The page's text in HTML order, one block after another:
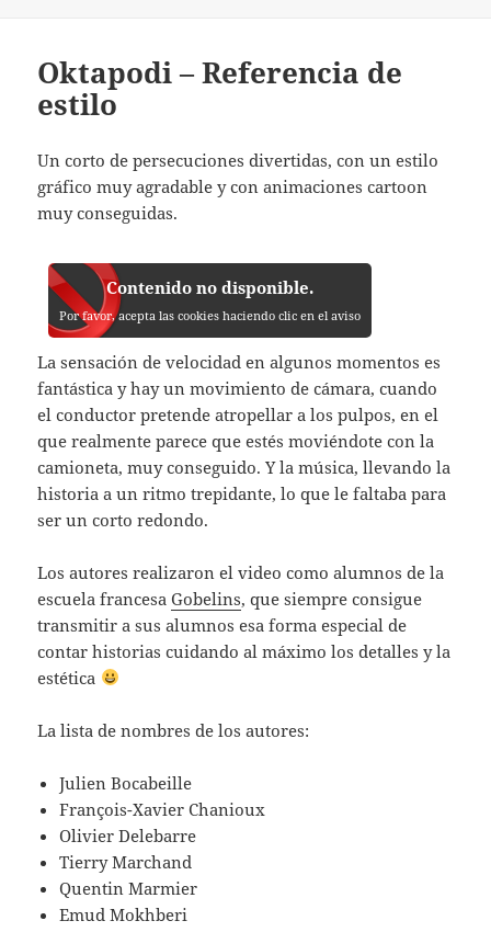
Oktapodi – Referencia de
estilo
Un corto de persecuciones divertidas, con un estilo
gráfico muy agradable y con animaciones cartoon
muy conseguidas.
Contenido no disponible.
Por favor, acepta las cookies haciendo clic en el aviso
La sensación de velocidad en algunos momentos es
fantástica y hay un movimiento de cámara, cuando
el conductor pretende atropellar a los pulpos, en el
que realmente parece que estés moviéndote con la
camioneta, muy conseguido. Y la música, llevando la
historia a un ritmo trepidante, lo que le faltaba para
ser un corto redondo.
Los autores realizaron el video como alumnos de la
escuela francesaGobelins, que siempre consigue
transmitir a sus alumnos esa forma especial de
contar historias cuidando al máximo los detalles y la
estética
La lista de nombres de los autores:
Julien Bocabeille
François-Xavier Chanioux
Olivier Delebarre
Tierry Marchand
Quentin Marmier
Emud Mokhberi